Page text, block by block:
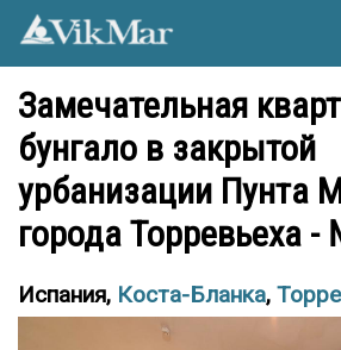
Замечательная
бунгало в закрытой
урбанизации Пунта
города Торревьеха
Испания, Коста-Бланка,